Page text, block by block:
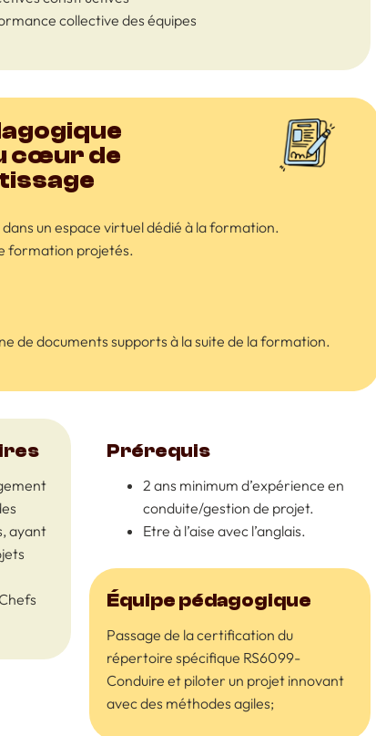
collective des équipes
cœur de
un espace virtuel dédié à la formation.
formation projetés.
de documents supports à la suite de la formation.
ayant
Prérequis
2 ans minimum d’expérience en
conduite/gestion de projet.
Etre à l’aise avec l’anglais.
Équipe pédagogique
Passage de la certification du
répertoire spécifique RS6099-
Conduire et piloter un projet innovant
avec des méthodes agiles;